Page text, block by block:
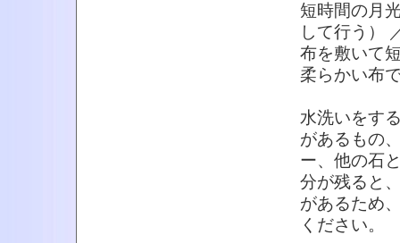
短時間の月
して行う）
布を敷いて
柔らかい布
水洗いをす
があるもの
ー、他の石
分が残ると
があるため
ください。